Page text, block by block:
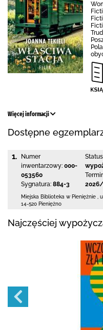
Więcej informacji
Dostępne
1.
Numer
inwentarzowy: 000-
053560
Sygnatura: 884-3
Miejska Biblioteka w Pieniężnie
14-520 Pieniężno
Najczęściej